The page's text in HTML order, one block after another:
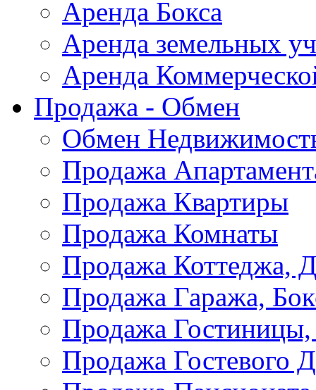
Аренда Бокса
Аренда земельных
Аренда
Продажа - Обмен
Обмен
Продажа
Продажа Квартиры
Продажа Комнаты
Продажа Коттеджа,
Продажа Гаража,
Продажа
Продажа Гостевого